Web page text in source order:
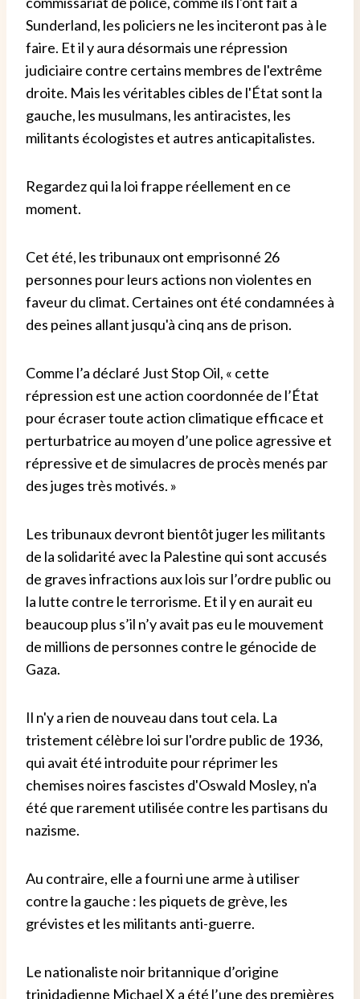
Sunderland, les policiers ne les inciteront pas à le
faire. Et il y aura désormais une répression
judiciaire contre certains membres de l'extrême
droite. Mais les véritables cibles de l'État sont la
gauche, les musulmans, les antiracistes, les
militants écologistes et autres anticapitalistes.
Regardez qui la loi frappe réellement en ce
moment.
Cet été, les tribunaux ont emprisonné 26
personnes pour leurs actions non violentes en
faveur du climat. Certaines ont été condamnées à
des peines allant jusqu'à cinq ans de prison.
Comme l’a déclaré Just Stop Oil, « cette
répression est une action coordonnée de l’État
pour écraser toute action climatique efficace et
perturbatrice au moyen d’une police agressive et
répressive et de simulacres de procès menés par
des juges très motivés. »
Les tribunaux devront bientôt juger les militants
de la solidarité avec la Palestine qui sont accusés
de graves infractions aux lois sur l’ordre public ou
la lutte contre le terrorisme. Et il y en aurait eu
beaucoup plus s’il n’y avait pas eu le mouvement
de millions de personnes contre le génocide de
Gaza.
Il n'y a rien de nouveau dans tout cela. La
tristement célèbre loi sur l'ordre public de 1936,
qui avait été introduite pour réprimer les
chemises noires fascistes d'Oswald Mosley, n'a
été que rarement utilisée contre les partisans du
nazisme.
Au contraire, elle a fourni une arme à utiliser
contre la gauche : les piquets de grève, les
grévistes et les militants anti-guerre.
Le nationaliste noir britannique d’origine
trinidadienne Michael X a été l’une des premières